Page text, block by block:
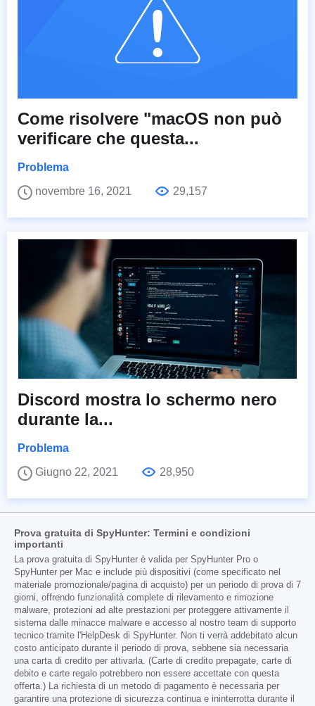
Come risolvere "macOS non può
verificare che questa...
Problema
novembre 16, 2021
29,157
Discord mostra lo schermo nero
durante la...
Problema
Giugno 22, 2021
28,950
Prova gratuita di SpyHunter: Termini e condizioni
importanti
La prova gratuita di SpyHunter è valida per SpyHunter Pro o
SpyHunter per Mac e include più dispositivi (come specificato nel
materiale promozionale/pagina di acquisto) per un periodo di prova di 7
giorni, offrendo funzionalità complete di rilevamento e rimozione
malware, protezioni ad alte prestazioni per proteggere attivamente il
sistema dalle minacce malware e accesso al nostro team di supporto
tecnico tramite l'HelpDesk di SpyHunter. Non ti verrà addebitato alcun
costo anticipato durante il periodo di prova, sebbene sia necessaria
una carta di credito per attivarla. (Carte di credito prepagate, carte di
debito e carte regalo potrebbero non essere accettate con questa
offerta.) La richiesta di un metodo di pagamento è necessaria per
garantire una protezione di sicurezza continua e ininterrotta durante il